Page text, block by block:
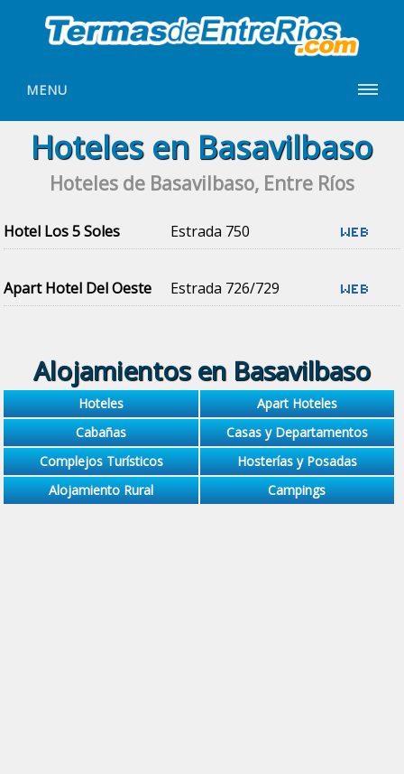
MENU
Hoteles en Basavilbaso
Hoteles de Basavilbaso, Entre Ríos
Hotel Los 5 Soles Estrada 750
Apart Hotel Del Oeste Estrada 726/729
Alojamientos en Basavilbaso
Hoteles
Apart Hoteles
Cabañas
Casas y Departamentos
Complejos Turísticos
Hosterías y Posadas
Alojamiento Rural
Campings